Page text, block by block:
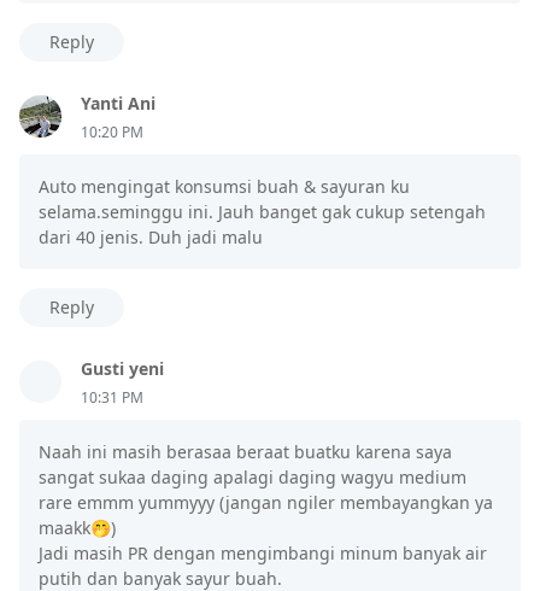
Reply
Yanti Ani
10:20 PM
Auto mengingat konsumsi buah & sayuran ku
selama.seminggu ini. Jauh banget gak cukup setengah
dari 40 jenis. Duh jadi malu
Reply
Gusti yeni
10:31 PM
Naah ini masih berasaa beraat buatku karena saya
sangat sukaa daging apalagi daging wagyu medium
rare emmm yummyyy (jangan ngiler membayangkan ya
maakk🤭)
Jadi masih PR dengan mengimbangi minum banyak air
putih dan banyak sayur buah.